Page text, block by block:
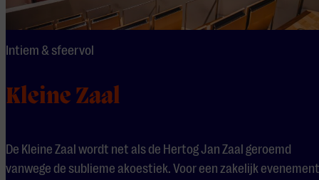
Kleine Zaal
Intiem & sfeervol
De Kleine Zaal wordt net als de Hertog Jan Zaal geroemd
vanwege de sublieme akoestiek. Voor een zakelijk evenement